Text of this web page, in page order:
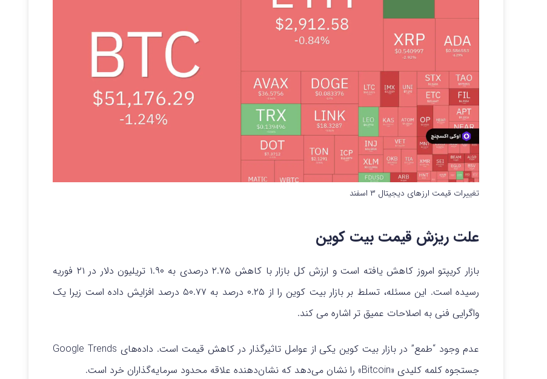
تغییرات قیمت ارزهای دیجیتال ۳ اسفند
علت ریزش قیمت بیت کوین
بازار کریپتو امروز کاهش یافته است و ارزش کل بازار با کاهش ۲.۷۵ درصدی به ۱.۹۰ تریلیون دلار در ۲۱ فوریه
رسیده است. این مسئله، تسلط بر بازار بیت کوین را از ۰.۲۵ درصد به ۵۰.۷۷ درصد افزایش داده است زیرا یک
واگرایی فنی به اصلاحات عمیق تر اشاره می کند.
عدم وجود “طمع” در بازار بیت کوین یکی از عوامل تاثیرگذار در کاهش قیمت است.
داده‌های Google Trends
جستجوه کلمه کلیدی «Bitcoin» را نشان می‌دهد که نشان‌دهنده علاقه محدود سرمایه‌گذاران خرد است.